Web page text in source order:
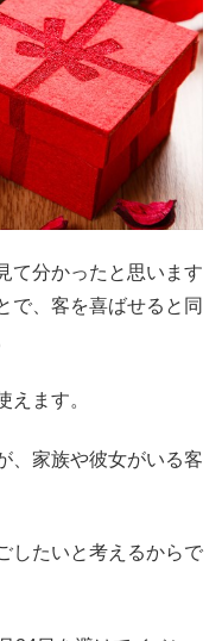
て分かったと思います
で、客を喜ばせると同
えます。
、家族や彼女がいる客
したいと考えるからで